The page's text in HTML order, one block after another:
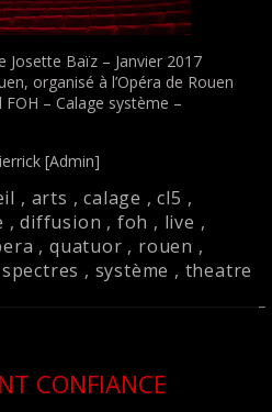
Josette Baïz – Janvier 2017
organisé à l’Opéra de Rouen
– Calage système –
[Admin]
, arts ,calage ,cl5 ,
,diffusion , foh , live ,
, quatuor , rouen ,
spectres , système , theatre
CONFIANCE